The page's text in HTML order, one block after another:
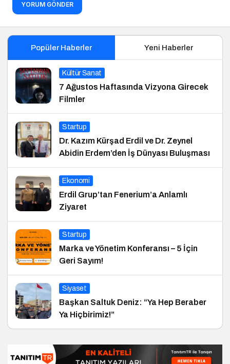
YORUM GÖNDER
Popüler Haberler Yeni Haberler
Kültür Sanat
7 Ağustos Haftasında Vizyona Girecek
Filmler
Startup
Dr. Kazım Kürşad Erdil ve Dr. Zeynel
Abidin Erdem’den İş Dünyası Buluşması
Ekonomi
Erdil Grup’tan Fenerium’a Anlamlı
Ziyaret
Startup
Marka ve Yönetim Konferansı – 5 İçin
Geri Sayım!
Siyaset
Başkan Saltuk Deniz: “Ya Hep Beraber
Ya Hiçbirimiz!”